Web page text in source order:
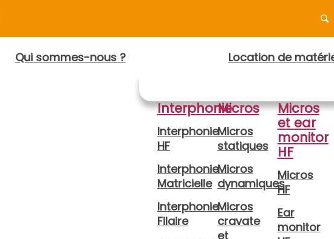
Qui sommes-nous ? Location de
Interphonie
Interphonie
HF
Interphonie
Matricielle
Interphonie
Filaire
Micros
Micros
statiques
Micros
dynamiques
Micros
cravate
et
Micros
et ear
monitor
HF
Micros
HF
Ear
monitor